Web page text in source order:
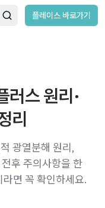
플레이스 바로가기
러스 원리·
리
광열분해 원리,
후 주의사항을 한
면 꼭 확인하세요.